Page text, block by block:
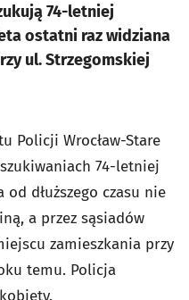
74-letniej
ostatni raz widziana
ul. Strzegomskiej
Policji Wrocław-Stare
74-letniej
od dłuższego czasu nie
a przez sąsiadów
zamieszkania przy
temu. Policja